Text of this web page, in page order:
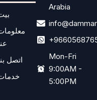
اتصل
Arabia
Mon-Fri
9:00AM -
5:00PM